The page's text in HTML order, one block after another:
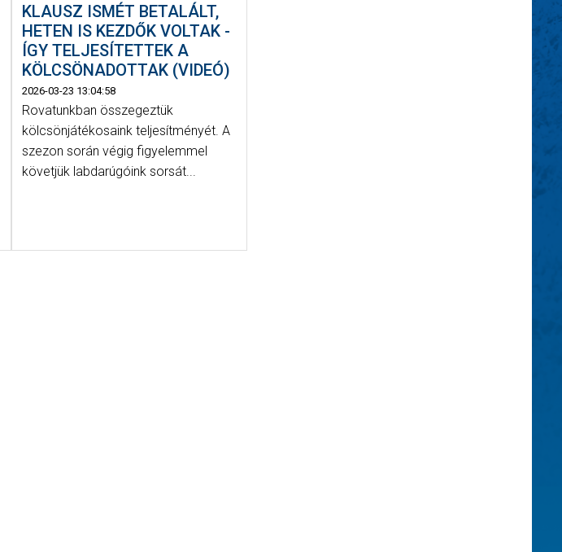
KLAUSZ ISMÉT BETALÁLT,
HETEN IS KEZDŐK VOLTAK -
ÍGY TELJESÍTETTEK A
KÖLCSÖNADOTTAK (VIDEÓ)
2026-03-23 13:04:58
Rovatunkban összegeztük
kölcsönjátékosaink teljesítményét. A
szezon során végig figyelemmel
követjük labdarúgóink sorsát...